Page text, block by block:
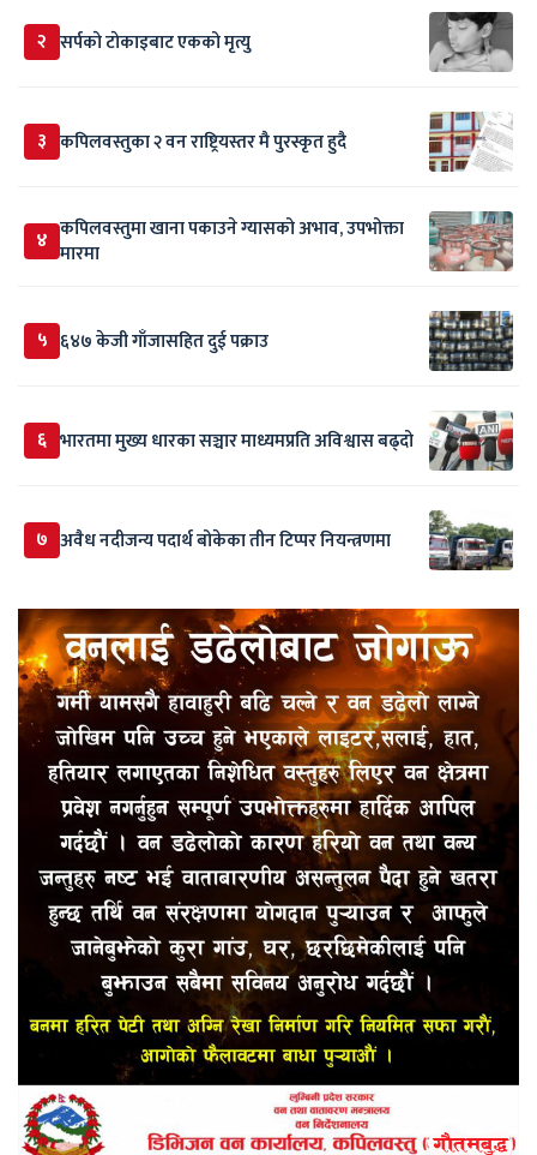
२ सर्पकाे टाेकाइबाट एकको मृत्यु
३ कपिलवस्तुका २ वन राष्ट्रियस्तर मै पुरस्कृत हुदै
४ कपिलवस्तुमा खाना पकाउने ग्यासको अभाव, उपभोक्ता
मारमा
५ ६४७ केजी गाँजासहित दुई पक्राउ
६ भारतमा मुख्य धारका सञ्चार माध्यमप्रति अविश्वास बढ्दो
७ अवैध नदीजन्य पदार्थ बोकेका तीन टिप्पर नियन्त्रणमा